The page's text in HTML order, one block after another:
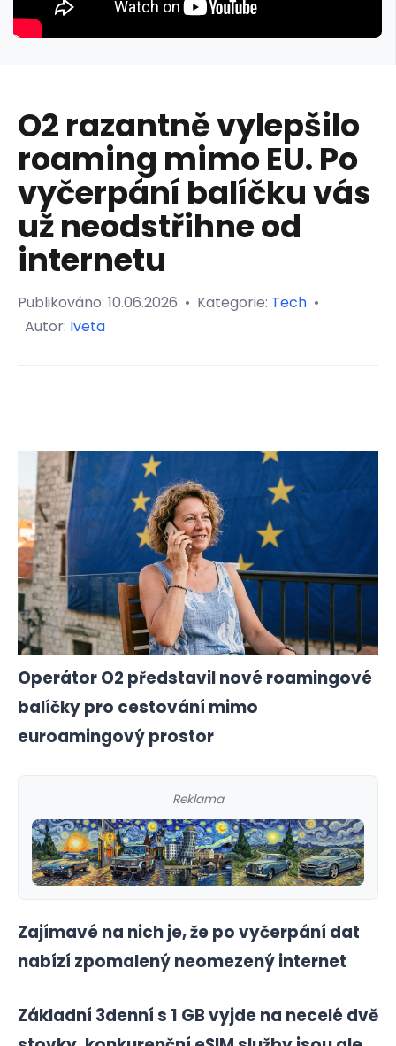
O2 razantně vylepšilo
roaming mimo EU. Po
vyčerpání balíčku vás
už neodstřihne od
internetu
Publikováno: 10.06.2026 • Kategorie: Tech •
Autor: Iveta
Operátor O2 představil nové roamingové
balíčky pro cestování mimo
euroamingový prostor
Reklama
Zajímavé na nich je, že po vyčerpání dat
nabízí zpomalený neomezený internet
Základní 3denní s 1 GB vyjde na necelé dvě